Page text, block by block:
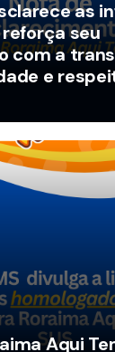
as
seu
com a
e
Aqui